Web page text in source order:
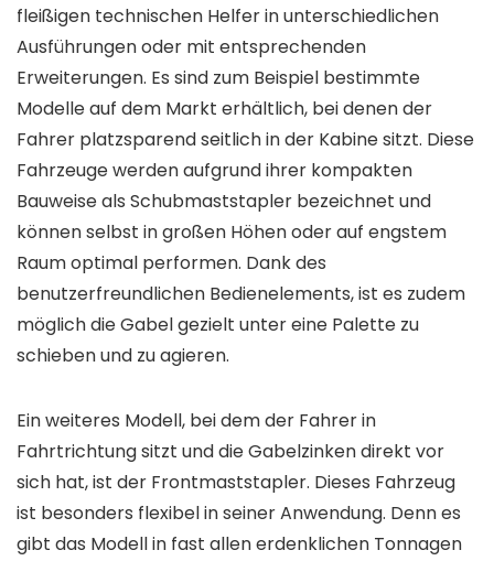
fleißigen technischen Helfer in unterschiedlichen
Ausführungen oder mit entsprechenden
Erweiterungen. Es sind zum Beispiel bestimmte
Modelle auf dem Markt erhältlich, bei denen der
Fahrer platzsparend seitlich in der Kabine sitzt. Diese
Fahrzeuge werden aufgrund ihrer kompakten
Bauweise als Schubmaststapler bezeichnet und
können selbst in großen Höhen oder auf engstem
Raum optimal performen. Dank des
benutzerfreundlichen Bedienelements, ist es zudem
möglich die Gabel gezielt unter eine Palette zu
schieben und zu agieren.
Ein weiteres Modell, bei dem der Fahrer in
Fahrtrichtung sitzt und die Gabelzinken direkt vor
sich hat, ist der Frontmaststapler. Dieses Fahrzeug
ist besonders flexibel in seiner Anwendung. Denn es
gibt das Modell in fast allen erdenklichen Tonnagen